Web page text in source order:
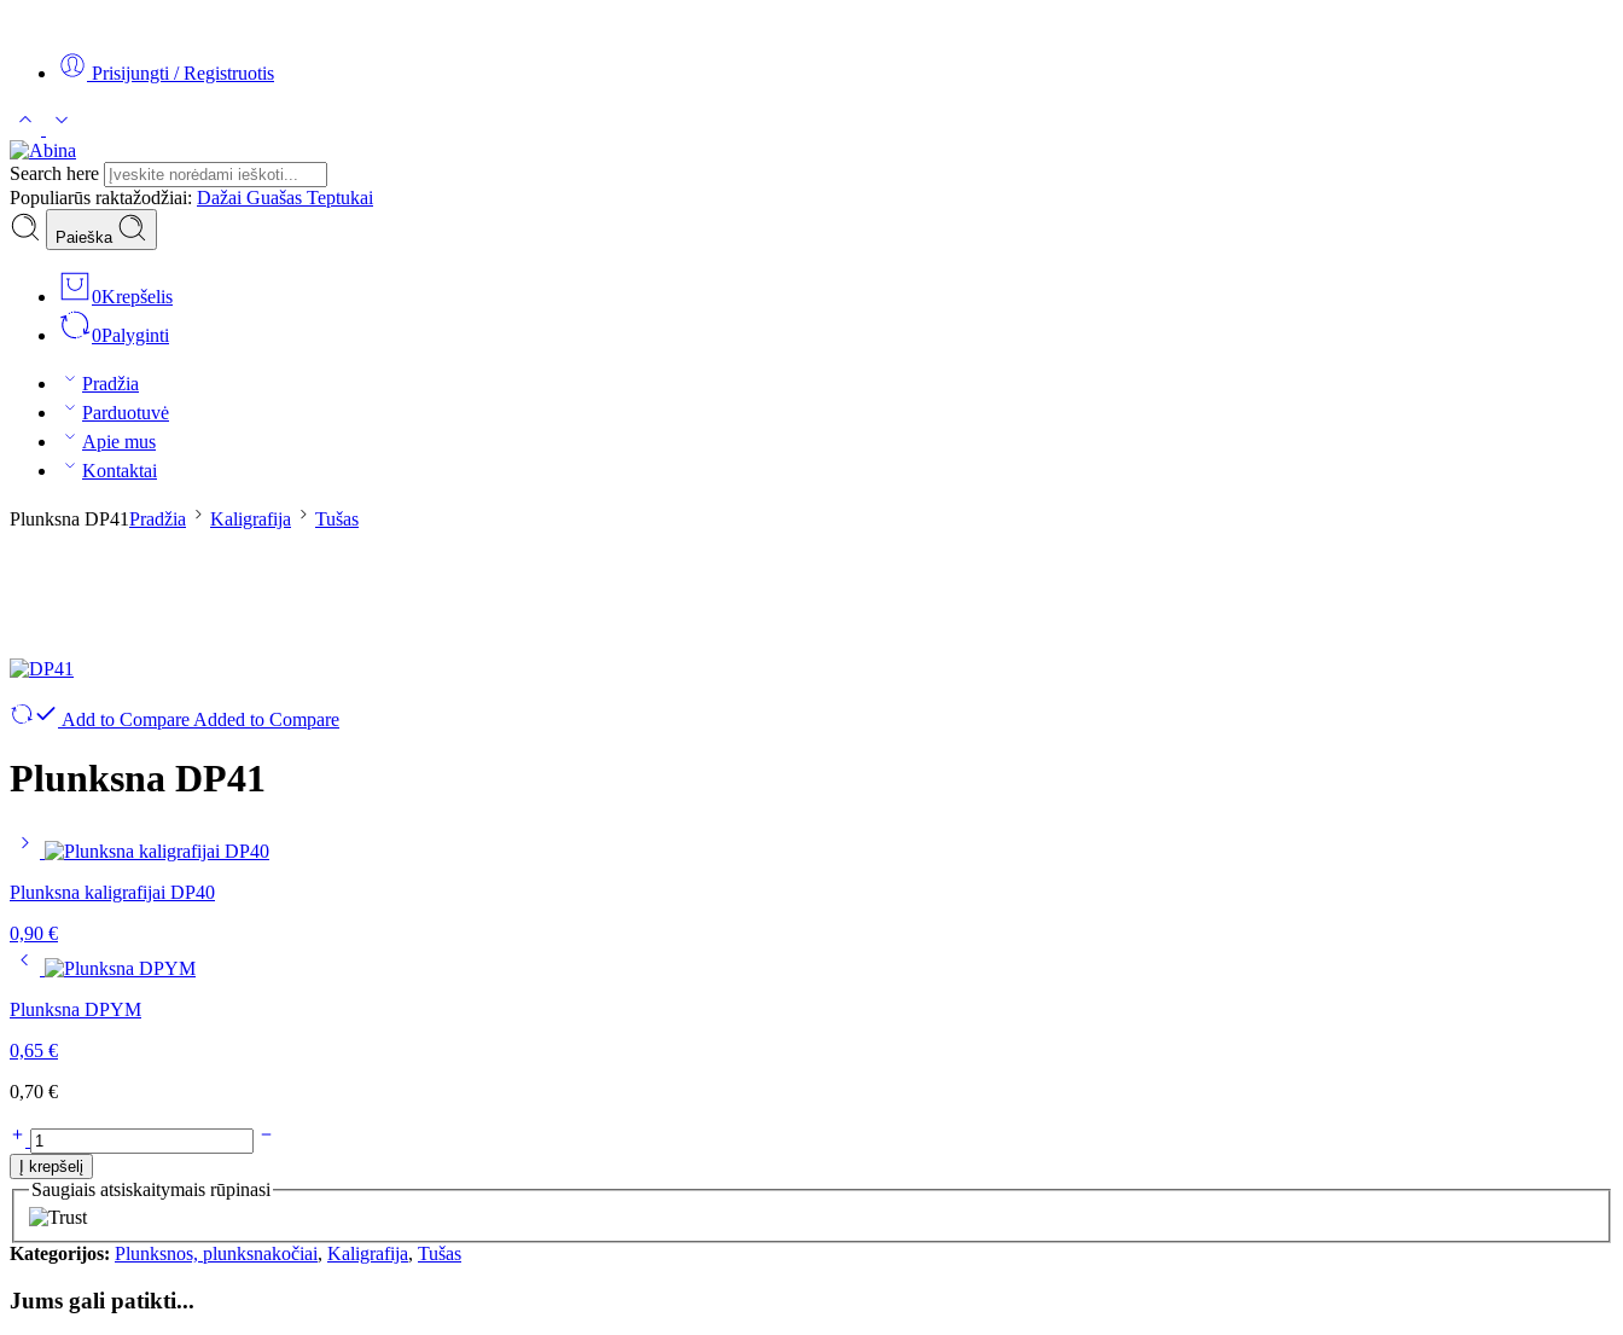
Prisijungti / Registruotis
Search here
Populiarūs raktažodžiai: Dažai Guašas Teptukai
Paieška
0Krepšelis
0Palyginti
Pradžia
Parduotuvė
Apie mus
Kontaktai
Plunksna DP41Pradžia Kaligrafija Tušas
Add to Compare Added to Compare
Plunksna DP41
Plunksna kaligrafijai DP40
0,90 €
Plunksna DPYM
0,65 €
0,70 €
Į krepšelį
Saugiais atsiskaitymais rūpinasi
Kategorijos: Plunksnos, plunksnakočiai, Kaligrafija, Tušas
Jums gali patikti...